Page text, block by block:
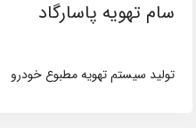
سام تهویه پاسارگاد
تولید سیستم تهویه مطبوع خودرو